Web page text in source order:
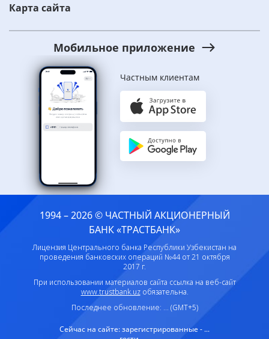
Карта сайта
Мобильное приложение
Частным клиентам
1994 – 2026 © ЧАСТНЫЙ АКЦИОНЕРНЫЙ
БАНК «ТРАСТБАНК»
Лицензия Центрального банка Республики Узбекистан на
проведения банковских операций №44 от 21 октября
2017 г.
При использовании материалов сайта ссылка на веб-сайт
www.trustbank.uzобязательна.
Последнее обновление: ... (GMT+5)
Сейчас на сайте:зарегистрированные - ...